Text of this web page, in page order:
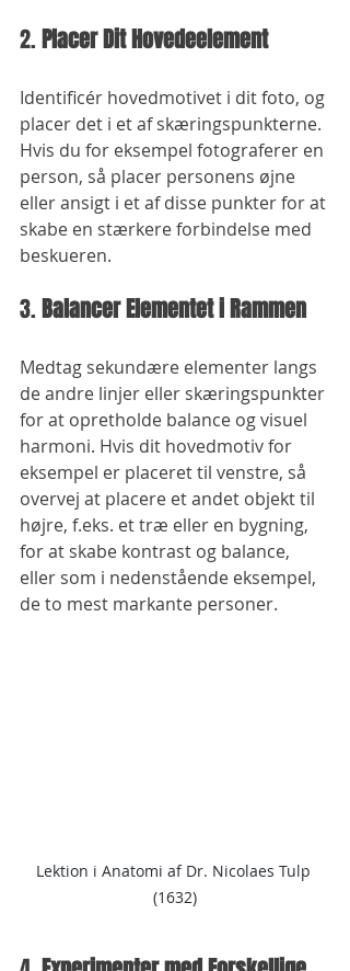
2. Placer Dit Hovedeelement
Identificér hovedmotivet i dit foto, og
placer det i et af skæringspunkterne.
Hvis du for eksempel fotograferer en
person, så placer personens øjne
eller ansigt i et af disse punkter for at
skabe en stærkere forbindelse med
beskueren.
3. Balancer Elementet i Rammen
Medtag sekundære elementer langs
de andre linjer eller skæringspunkter
for at opretholde balance og visuel
harmoni. Hvis dit hovedmotiv for
eksempel er placeret til venstre, så
overvej at placere et andet objekt til
højre, f.eks. et træ eller en bygning,
for at skabe kontrast og balance,
eller som i nedenstående eksempel,
de to mest markante personer.
Lektion i Anatomi af Dr. Nicolaes Tulp
(1632)